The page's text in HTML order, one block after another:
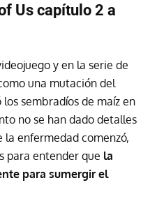
Us capítulo 2 a
y en la serie de
una mutación del
sembradíos de maíz en
no se han dado detalles
la enfermedad comenzó,
para entender que la
para sumergir el